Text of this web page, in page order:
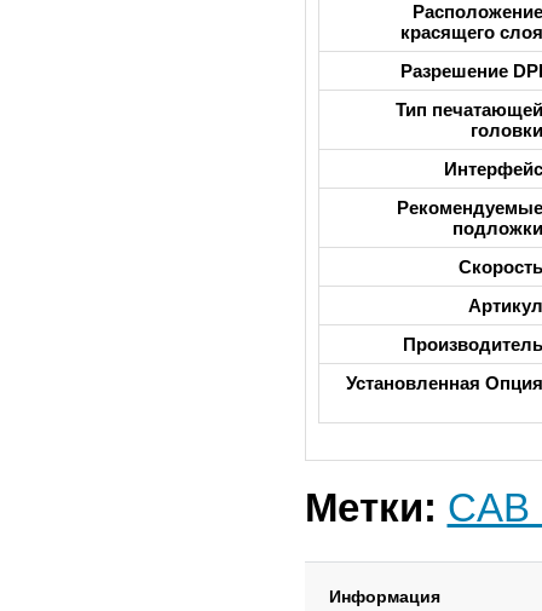
Расположение
красящего слоя
Разрешение DPI
Тип печатающей
головки
Интерфейс
Рекомендуемые
подложки
Скорость
Артикул
Производитель
Установленная Опция
Метки: CAB
Информация